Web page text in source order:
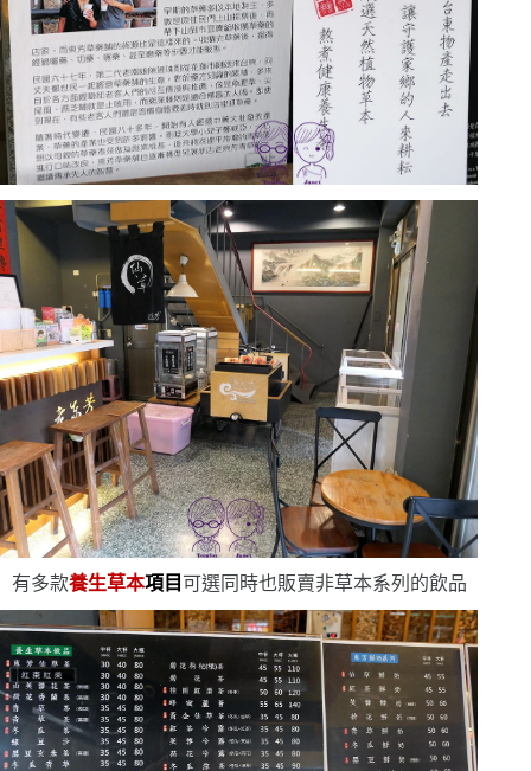
有多款養生草本項目 可選同時也販賣非草本系列的飲品